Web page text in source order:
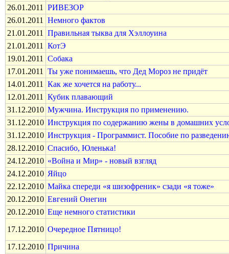
26.01.2011
РИВЕЗОР
26.01.2011
Немного фактов
21.01.2011
Правильная тыква для Хэллоуина
21.01.2011
КотЭ
19.01.2011
Собака
17.01.2011
Ты уже понимаешь, что Дед Мороз не придёт
14.01.2011
Как же хочется на работу...
12.01.2011
Кубик плавающий
31.12.2010 Мужчина. Инструкция по применению.
31.12.2010 Инструкция по содержанию жены в домашних
31.12.2010 Инструкция - Программист. Пособие по
28.12.2010 Спасибо, Юленька!
24.12.2010 «Война и Мир» - новый взгляд
24.12.2010 Яйцо
22.12.2010 Майка спереди «я шизофреник» сзади «я тоже»
20.12.2010 Евгений Онегин
20.12.2010 Еще немного статистики
17.12.2010 Очередное Пятницо!
17.12.2010 Причина